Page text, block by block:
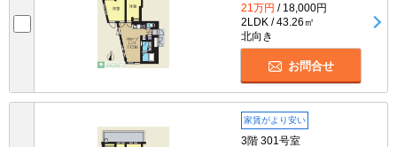
21万円 / 18,000円
2LDK / 43.26㎡
北向き
お問合せ
家賃がより安い
3階 301号室